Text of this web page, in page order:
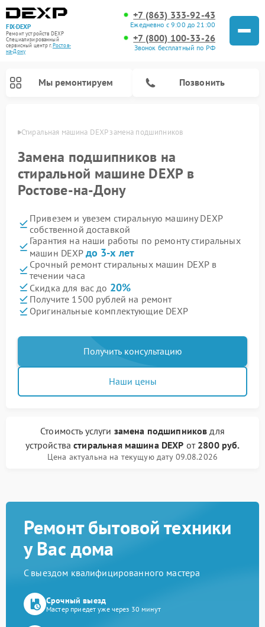
FIX-DEXP
Ремонт устройств DEXP
Специализированный
cервисный центр г.Ростов-
на-Дону
+7 (863) 333-92-43
Ежедневно с 9:00 до 21:00
+7 (800) 100-33-26
Звонок бесплатный по РФ
Мы ремонтируем Позвонить
Стиральная машина DEXP замена подшипников
Замена подшипников на
стиральной машине DEXP в
Ростове-на-Дону
Привезем и увезем стиральную машину DEXP
собственной доставкой
Гарантия на наши работы по ремонту стиральных
машин DEXP до 3-х лет
Срочный ремонт стиральных машин DEXP в
течении часа
Скидка для вас до 20%
Получите 1500 рублей на ремонт
Оригинальные комплектующие DEXP
Получить консультацию
Наши цены
Стоимость услуги замена подшипников для
устройствастиральная машина DEXP от 2800 руб.
Цена актуальна на текущую дату 09.08.2026
Ремонт бытовой техники
у Вас дома
С выездом квалифицированного мастера
Срочный выезд
Мастер приедет уже через 30 минут